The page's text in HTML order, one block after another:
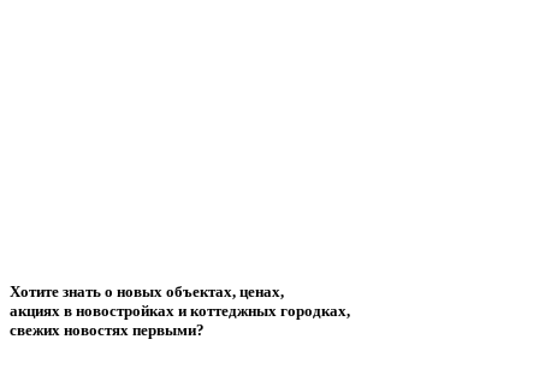
Хотите знать о новых объектах, ценах,
акциях в новостройках и коттеджных городках,
свежих новостях первыми?